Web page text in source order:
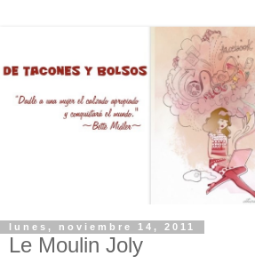
lunes, noviembre 14, 2011
Le Moulin Joly